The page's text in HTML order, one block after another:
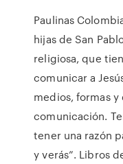
Paulinas
hijas de San
religiosa, que
comunicar a
medios, formas
comunicación.
tener una razón
y verás”. Libros